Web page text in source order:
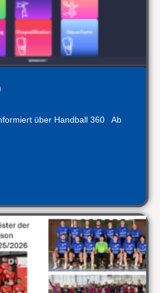
über Handball 360 Ab